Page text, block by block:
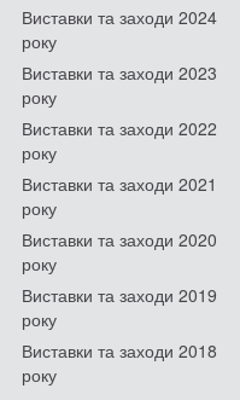
Виставки та заходи 2024
року
Виставки та заходи 2023
року
Виставки та заходи 2022
року
Виставки та заходи 2021
року
Виставки та заходи 2020
року
Виставки та заходи 2019
року
Виставки та заходи 2018
року